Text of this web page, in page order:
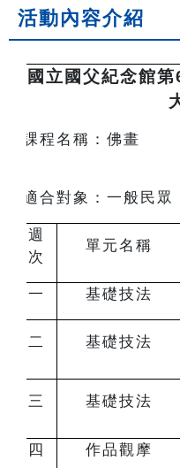
活動內容介紹
國立國父紀念館
課程名
授課教師
適合對象：一般民眾
週
次
單元名稱
一 基礎技法
二 基礎技法
三 基礎技法
四 作品觀摩